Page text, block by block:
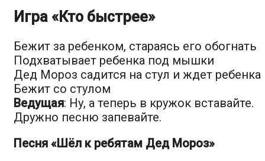
Игра «Кто быстрее»
Бежит за ребенком, стараясь его обогнать
Подхватывает ребенка под мышки
Дед Мороз садится на стул и ждет ребенка
Бежит со стулом
Ведущая: Ну, а теперь в кружок вставайте.
Дружно песню запевайте.
Песня «Шёл к ребятам Дед Мороз»